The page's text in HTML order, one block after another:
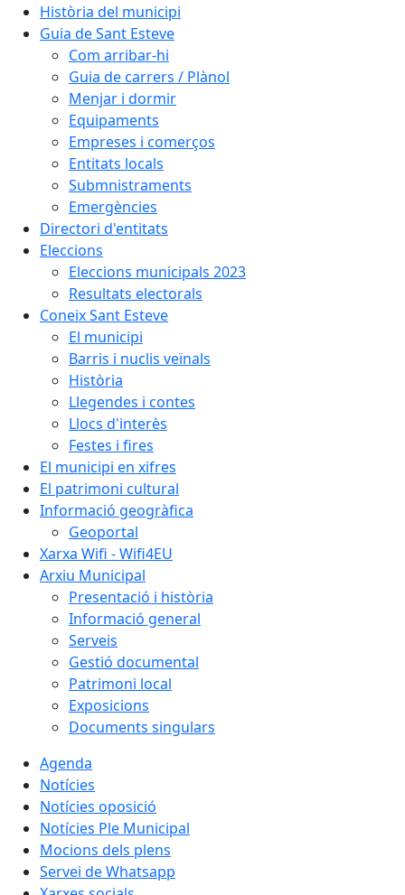
Història del municipi
Guia de Sant Esteve
Com arribar-hi
Guia de carrers / Plànol
Menjar i dormir
Equipaments
Empreses i comerços
Entitats locals
Submnistraments
Emergències
Directori d'entitats
Eleccions
Eleccions municipals 2023
Resultats electorals
Coneix Sant Esteve
El municipi
Barris i nuclis veïnals
Història
Llegendes i contes
Llocs d'interès
Festes i fires
El municipi en xifres
El patrimoni cultural
Informació geogràfica
Geoportal
Xarxa Wifi - Wifi4EU
Arxiu Municipal
Presentació i història
Informació general
Serveis
Gestió documental
Patrimoni local
Exposicions
Documents singulars
Agenda
Notícies
Notícies oposició
Notícies Ple Municipal
Mocions dels plens
Servei de Whatsapp